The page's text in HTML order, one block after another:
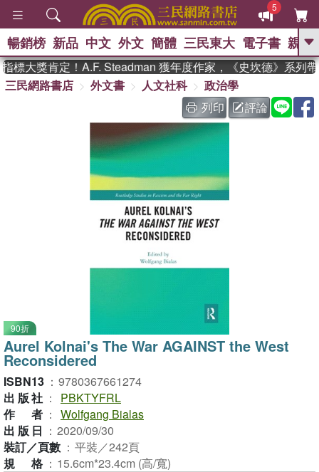
5
GO
熱搜： 東野圭吾 、 The Odyssey
、 如果歷史是一群喵 、 暑期
國際布克獎 臺灣漫遊錄 、 方
念華 、 台灣的李登輝時代
孩：黎曼猜想
、
暢銷榜 新品 中文 外文 簡體 三民東大 電子書 親子
大獎肯定！A.F. Steadman 獲年度作家，《史坎德》系列帶
三民網路書店
外文書 人文社科
政治學
列印
評論
90折
Aurel Kolnai's The War AGAINST the West
Reconsidered
ISBN13 ： 9780367661274
出版社 ：
PBKTYFRL
作者 ： Wolfgang Bialas
出版日 ： 2020/09/30
裝訂／頁數 ： 平裝／242頁
規格 ： 15.6cm*23.4cm (高/寬)